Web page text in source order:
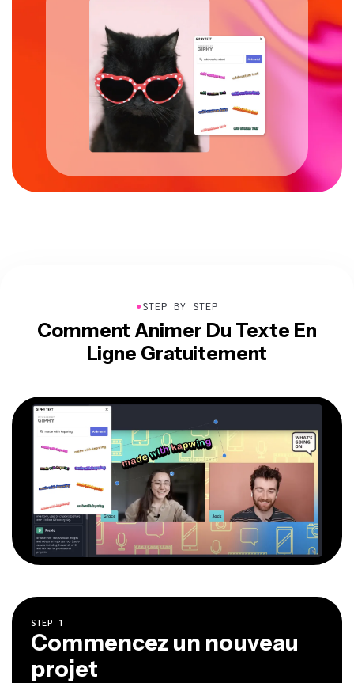
●STEP BY STEP
Comment Animer Du Texte En
Ligne Gratuitement
STEP 1
Commencez un nouveau
projet